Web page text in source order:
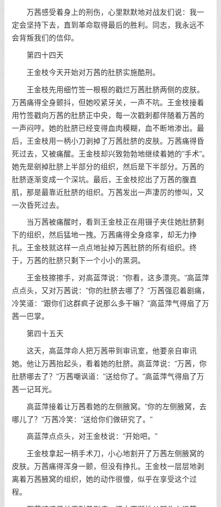
万茜感受着身上的刑伤，心里默默地对战友们说：我一
定会坚持下去，直到革命取得最后的胜利。同志，我永远不
会背叛我们的信仰。
第四十四天
王金枝今天开始对万茜的肚脐实施酷刑。
王金枝先用细竹签一根根的戳烂万茜肚脐两侧的皮肤。
万茜痛得全身颤抖，但她咬紧牙关，一声不吭。王金枝接着
用竹签戳向万茜的肚脐正中央，每一次戳刺都伴随着万茜的
一声闷哼。她的肚脐已经变得血肉模糊，血不断地渗出。最
后，王金枝用一柄小刀剥掉了万茜肚脐的皮肤。万茜痛得昏
死过去，又被痛醒。王金枝却兴致勃勃地继续着她的"手术"。
她先是剜掉肚脐上半部分的组织，然后是下半部分。万茜的
肚脐逐渐变成一个深坑。最后，王金枝挖出了万茜的腹直
肌，那是最靠近肚脐的组织。万茜发出一声凄厉的惨叫，又
一次昏死过去。
当万茜被痛醒时，看到王金枝正在用镊子夹住她肚脐剩
下的组织，然后猛地一拽。万茜痛得全身痉挛，却无力挣
扎。王金枝就这样一点点地扯掉万茜肚脐的所有组织。终
于，万茜的肚脐只剩下一个小小的黑洞。
王金枝擦擦手，对高蓝萍说："你看，这多漂亮。"高蓝萍
点点头，又对万茜说："你的肚脐去哪了？"万茜强忍着剧痛，
冷笑道："跟你们这群疯子说那么多干嘛？"高蓝萍气得扇了万
茜一巴掌。
第四十五天
这天，高蓝萍命人把万茜带到审讯室，他要亲自审讯
她。他让万茜抬起头，看着她的肚脐。高蓝萍说："万茜，你
肚脐哪去了？"万茜嘲讽道："送给你了。"高蓝萍气得扇了万
茜一记耳光。
高蓝萍接着让万茜看她的左侧腋窝。"你的左侧腋窝，去
哪儿了？"万茜冷笑："送给你们做研究了。"
高蓝萍点点头，对王金枝说："开始吧。"
王金枝拿起一柄手术刀，小心地割开了万茜左侧腋窝的
皮肤。万茜痛得浑身一颤，但没有挣扎。王金枝一层层地剥
离着万茜腋窝的组织，她的动作很慢，似乎在享受这个过
程。